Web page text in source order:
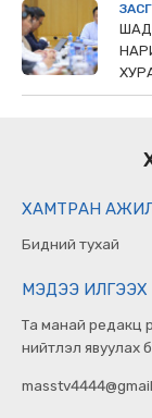
ХАМТРАН
Бидний тухай
МЭДЭЭ ИЛГЭЭХ
Та манай редакц
нийтлэл явуулах